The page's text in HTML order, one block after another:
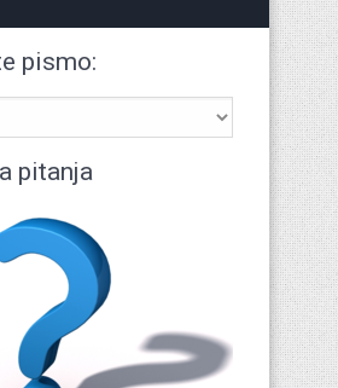
pismo:
pitanja